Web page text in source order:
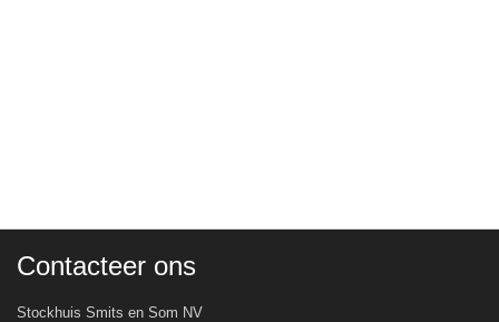
Contacteer ons
Stockhuis Smits en Som NV